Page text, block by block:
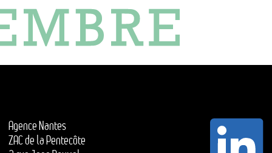
Agence Nantes
ZAC de la Pentecôte